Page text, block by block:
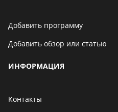
Добавить программу
Добавить обзор или статью
ИНФОРМАЦИЯ
Контакты